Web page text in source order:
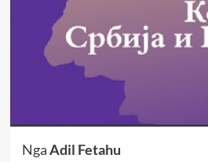
NgaAdil Fetahu